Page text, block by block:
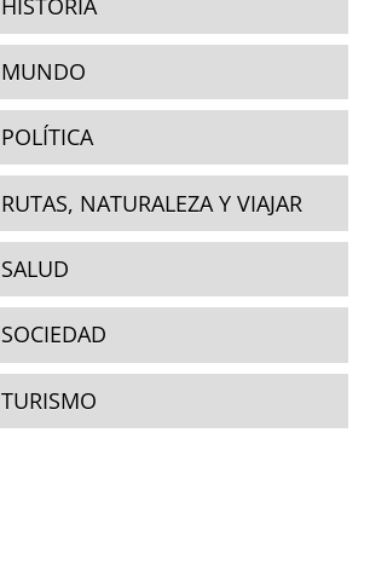
MUNDO
POLÍTICA
RUTAS, NATURALEZA Y VIAJAR
SALUD
SOCIEDAD
TURISMO